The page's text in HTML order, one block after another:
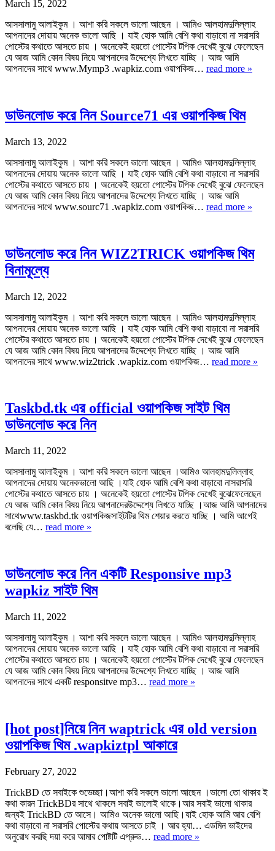
March 15, 2022
আসসালামু আলাইকুম । আশা করি সকলে ভালো আছেন । আমিও আলহামদুলিল্লাহ
আপনাদের দোয়ায় অনেক ভালো আছি । যাই হোক আমি বেশি কথা বাড়াবো না সরাসরি
পোস্টের কথাতে আসতে চায় । অনেকেই হয়তো পোস্টের টপিক দেখেই বুঝে ফেলেছেন
যে আজ আমি কোন বিষয় নিয়ে আপনাদের উদ্দেশ্যে লিখতে যাচ্ছি । আজ আমি
আপনাদের সাথে www.Mymp3 .wapkiz.com ওয়াপকিজ… read more »
ডাউনলোড করে নিন Source71 এর ওয়াপকিজ থিম
March 13, 2022
আসসালামু আলাইকুম । আশা করি সকলে ভালো আছেন । আমিও আলহামদুলিল্লাহ
আপনাদের দোয়ায় অনেক ভালো আছি । যাই হোক আমি বেশি কথা বাড়াবো না সরাসরি
পোস্টের কথাতে আসতে চায় । অনেকেই হয়তো পোস্টের টপিক দেখেই বুঝে ফেলেছেন
যে আজ আমি কোন বিষয় নিয়ে আপনাদের উদ্দেশ্যে লিখতে যাচ্ছি । আজ আমি
আপনাদের সাথে www.sourc71 .wapkiz.com ওয়াপকিজ… read more »
ডাউনলোড করে নিন WIZ2TRICK ওয়াপকিজ থিম
বিনামূল্যে
March 12, 2022
আসসালামু আলাইকুম । আশা করি সকলে ভালো আছেন । আমিও আলহামদুলিল্লাহ
আপনাদের দোয়ায় অনেক ভালো আছি । যাই হোক আমি বেশি কথা বাড়াবো না সরাসরি
পোস্টের কথাতে আসতে চায় । অনেকেই হয়তো পোস্টের টপিক দেখেই বুঝে ফেলেছেন
যে আজ আমি কোন বিষয় নিয়ে আপনাদের উদ্দেশ্যে লিখতে যাচ্ছি । আজ আমি
আপনাদের সাথে www.wiz2trick .wapkiz.com ওয়াপকিজ… read more »
Taskbd.tk এর official ওয়াপকিজ সাইট থিম
ডাউনলোড করে নিন
March 11, 2022
আসসালামু আলাইকুম । আশা করি সকলে ভালো আছেন ।আমিও আলহামদুলিল্লাহ
আপনাদের দোয়ায় অনেকভালো আছি ।যাই হোক আমি বেশি কথা বাড়াবো নাসরাসরি
পোস্টের কথাতে আসতে চায় । অনেকেই হয়তো পোস্টের টপিক দেখেই বুঝেফেলেছেন
যে আজ আমি কোন বিষয় নিয়ে আপনাদেরউদ্দেশ্যে লিখতে যাচ্ছি ।আজ আমি আপনাদের
সাথেwww.taskbd.tk ওয়াপকিজসাইটটির থিম শেয়ার করতে যাচ্ছি । আমি আগেই
বলেছি যে… read more »
ডাউনলোড করে নিন একটি Responsive mp3
wapkiz সাইট থিম
March 11, 2022
আসসালামু আলাইকুম । আশা করি সকলে ভালো আছেন । আমিও আলহামদুলিল্লাহ
আপনাদের দোয়ায় অনেক ভালো আছি । যাই হোক আমি বেশি কথা বাড়াবো না সরাসরি
পোস্টের কথাতে আসতে চায় । অনেকেই হয়তো পোস্টের টপিক দেখেই বুঝে ফেলেছেন
যে আজ আমি কোন বিষয় নিয়ে আপনাদের উদ্দেশ্যে লিখতে যাচ্ছি । আজ আমি
আপনাদের সাথে একটি responsitve mp3… read more »
[hot post]নিয়ে নিন waptrick এর old version
ওয়াপকিজ থিম .wapkiztpl আকারে
February 27, 2022
TrickBD তে সবাইকে শুভেচ্ছা।আশা করি সকলে ভালো আছেন ।ভালো তো থাকার ই
কথা কারন TrickBDর সাথে থাকলে সবাই ভালোই থাকে।আর সবাই ভালো থাকার
জন্যই TrickBD তে আসে। আমিও অনেক ভালো আছি।যাই হোক আমি আর বেশি
কথা বাড়াবো না সরাসরি পোস্টের কথায় আসতে চাই । আর হ্যা… এডমিন ভাইদের
অনুরোধ করছি দয়া করে আমার পোষ্টটি এপ্রুভ… read more »